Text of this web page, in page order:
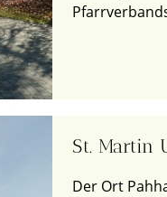
St. Martin
Der Ort